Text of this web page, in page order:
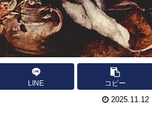
LINE コピー
2025.11.12